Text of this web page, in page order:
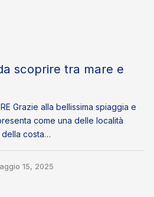
scoprire tra mare e
Grazie alla bellissima spiaggia e
come una delle località
costa…
15, 2025